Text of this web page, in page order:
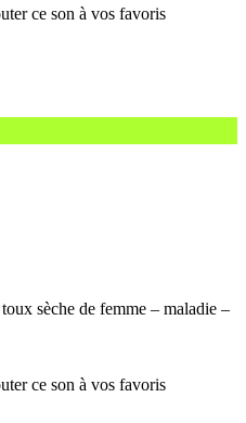
sèche de femme – maladie –